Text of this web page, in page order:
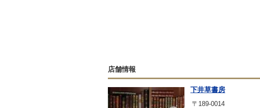
店舗情報
下井草書房
〒189-0014